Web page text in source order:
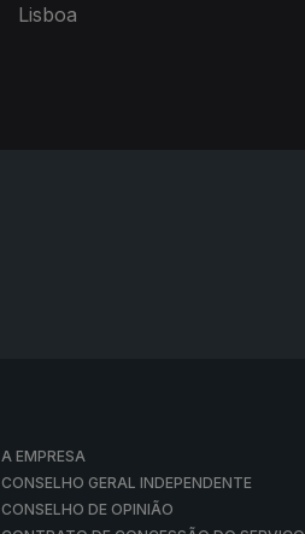
Lisboa
A EMPRESA
CONSELHO GERAL INDEPENDENTE
CONSELHO DE OPINIÃO